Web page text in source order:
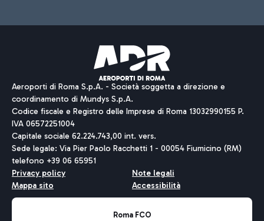
Aeroporti di Roma S.p.A. - Società soggetta a direzione e
coordinamento di Mundys S.p.A.
Codice fiscale e Registro delle Imprese di Roma 13032990155 P.
IVA 06572251004
Capitale sociale 62.224.743,00 int. vers.
Sede legale: Via Pier Paolo Racchetti 1 - 00054 Fiumicino (RM)
telefono +39 06 65951
Privacy policy
Note legali
Mappa sito
Accessibilità
Roma FCO